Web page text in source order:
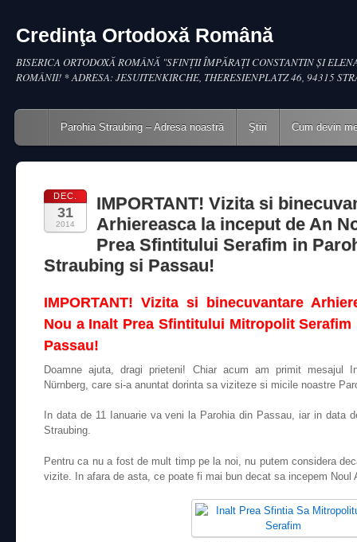
Credinţa Ortodoxă Română
BISERICA ORTODOXĂ ROMÂNĂ "SFINŢII ÎMPĂRAŢI CONSTANTIN ŞI
ROMÂNII! * ADRESA: JESUITENKIRCHE, THERESIENPLATZ 46, 94315
Main menu
Skip to content
Parohia Straubing – Adresa noastră Ştiri Cum devin
DEC.
31
2014
IMPORTANT! Vizita si
Arhiereasca la inceput de An
Prea Sfintitului Serafim in
Straubing si Passau!
IMPORTANT! Vizita si binecuvantare
Nou a Inalt Prea Sfintitului Mitropolit
Passau!
Doamne ajuta, dragi prieteni! Chiar acum am primit mesajul
Nürnberg, care si-a anuntat dorinta sa viziteze si micile noastre
In data de 11 Ianuarie va veni la Parohia din Passau, iar in data
Straubing.
Pentru ca nu a fost de mult timp pe la noi, nu putem considera
vizite. In afara de asta, ce poate fi mai bun decat sa incepem Noul